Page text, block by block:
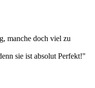
manche doch viel zu
sie ist absolut Perfekt!"